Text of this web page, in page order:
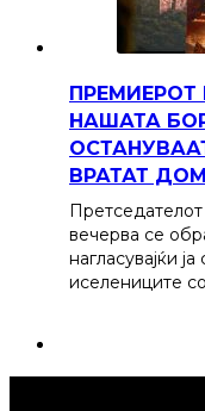
НАШАТА
ВРАТАТ
вечерва се
нагласувајќи
иселениците